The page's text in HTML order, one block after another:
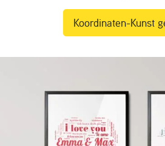
Koordinaten-Kunst